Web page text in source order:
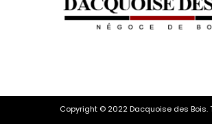
Copyright © 2022 Dacquoise des Bois.